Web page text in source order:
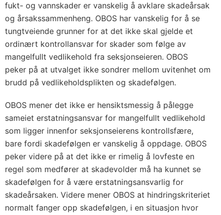
fukt- og vannskader er vanskelig å avklare skadeårsak
og årsakssammenheng. OBOS har vanskelig for å se
tungtveiende grunner for at det ikke skal gjelde et
ordinært kontrollansvar for skader som følge av
mangelfullt vedlikehold fra seksjonseieren. OBOS
peker på at utvalget ikke sondrer mellom uvitenhet om
brudd på vedlikeholdsplikten og skadefølgen.
OBOS mener det ikke er hensiktsmessig å pålegge
sameiet erstatningsansvar for mangelfullt vedlikehold
som ligger innenfor seksjonseierens kontrollsfære,
bare fordi skadefølgen er vanskelig å oppdage. OBOS
peker videre på at det ikke er rimelig å lovfeste en
regel som medfører at skadevolder må ha kunnet se
skadefølgen for å være erstatningsansvarlig for
skadeårsaken. Videre mener OBOS at hindringskriteriet
normalt fanger opp skadefølgen, i en situasjon hvor